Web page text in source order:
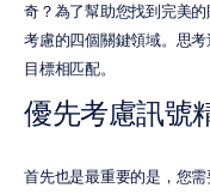
奇？為了幫助您找到完美
考慮的四個關鍵領域。思
目標相匹配。
優先考慮訊號
首先也是最重要的是，您